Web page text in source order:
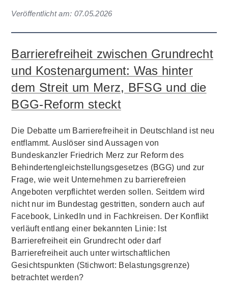
Veröffentlicht am: 07.05.2026
Barrierefreiheit zwischen Grundrecht
und Kostenargument: Was hinter
dem Streit um Merz, BFSG und die
BGG-Reform steckt
Die Debatte um Barrierefreiheit in Deutschland ist neu
entflammt. Auslöser sind Aussagen von
Bundeskanzler Friedrich Merz zur Reform des
Behindertengleichstellungsgesetzes (BGG) und zur
Frage, wie weit Unternehmen zu barrierefreien
Angeboten verpflichtet werden sollen. Seitdem wird
nicht nur im Bundestag gestritten, sondern auch auf
Facebook, LinkedIn und in Fachkreisen. Der Konflikt
verläuft entlang einer bekannten Linie: Ist
Barrierefreiheit ein Grundrecht oder darf
Barrierefreiheit auch unter wirtschaftlichen
Gesichtspunkten (Stichwort: Belastungsgrenze)
betrachtet werden?